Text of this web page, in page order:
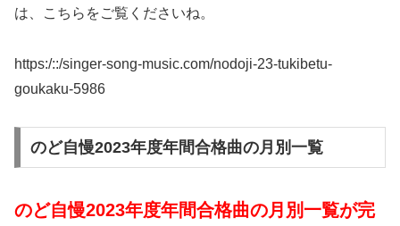
は、こちらをご覧くださいね。
https:/::/singer-song-music.com/nodoji-23-tukibetu-
goukaku-5986
のど自慢2023年度年間合格曲の月別一覧
のど自慢2023年度年間合格曲の月別一覧が完